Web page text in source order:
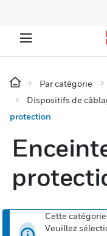
Par catégorie
Dispositifs de
protection
Cette
Veuillez